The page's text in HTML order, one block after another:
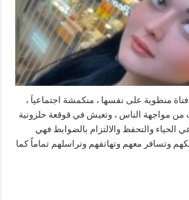
منطوية على نفسها ، منكمشة اجتماعياَ ،
من مواجهة الناس ، وتعيش في قوقعة حلزونية
الحياء والتحفظ والالتزام بالضوابط فهي
وتسافر معهم وتهاتفهم وتراسلهم تماماً كما